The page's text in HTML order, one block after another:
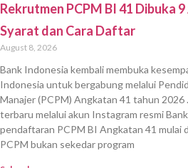
Rekrutmen PCPM BI 41 Dibuka
Syarat dan Cara Daftar
August 8, 2026
Bank Indonesia kembali membuka
Indonesia untuk bergabung melalui
Manajer (PCPM) Angkatan 41 tahun 2026
terbaru melalui akun Instagram resmi
pendaftaran PCPM BI Angkatan 41 mulai
PCPM bukan sekedar program